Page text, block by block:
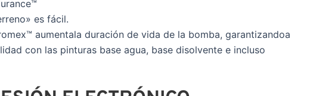
es fácil.
aumentala duración de vida de la bomba, garantizandoa
con las pinturas base agua, base disolvente e incluso